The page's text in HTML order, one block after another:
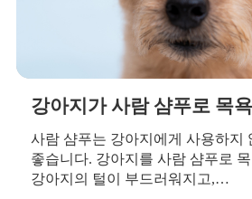
강아지가 사람 샴푸로 목
사람 샴푸는 강아지에게 사용하지
좋습니다. 강아지를 사람 샴푸로
강아지의 털이 부드러워지고,…